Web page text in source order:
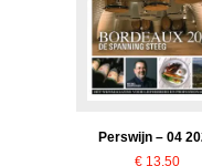
Perswijn – 04
€ 13,50